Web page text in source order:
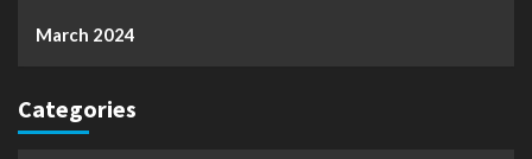
March 2024
Categories